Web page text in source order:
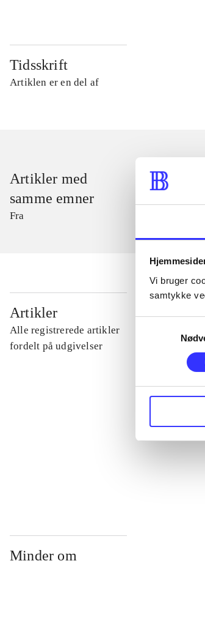
Vi bruger
samtykke
Tidsskrift
Artiklen er en del af
Artikler med
samme emner
Fra
Artikler
Alle registrerede artikler
fordelt på udgivelser
Minder om